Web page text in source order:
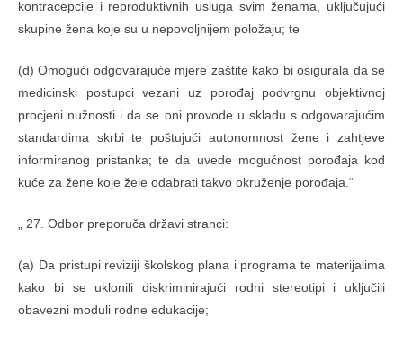
kontracepcije i reproduktivnih usluga svim ženama, uključujući
skupine žena koje su u nepovoljnijem položaju; te
(d) Omogući odgovarajuće mjere zaštite kako bi osigurala da se
medicinski postupci vezani uz porođaj podvrgnu objektivnoj
procjeni nužnosti i da se oni provode u skladu s odgovarajućim
standardima skrbi te poštujući autonomnost žene i zahtjeve
informiranog pristanka; te da uvede mogućnost porođaja kod
kuće za žene koje žele odabrati takvo okruženje porođaja.“
„ 27. Odbor preporuča državi stranci:
(a) Da pristupi reviziji školskog plana i programa te materijalima
kako bi se uklonili diskriminirajući rodni stereotipi i uključili
obavezni moduli rodne edukacije;